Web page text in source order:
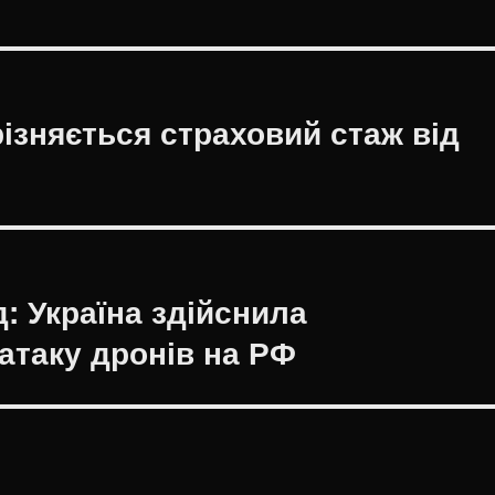
страховий стаж від
Україна здійснила
дронів на РФ